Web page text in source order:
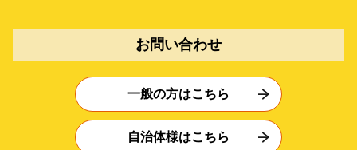
お問い合わせ
一般の方はこちら
自治体様はこちら